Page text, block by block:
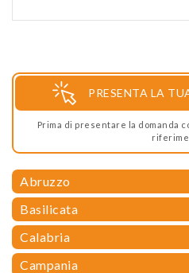
PRESENTA LA
Prima di presentare la domanda
Abruzzo
Basilicata
Calabria
Campania